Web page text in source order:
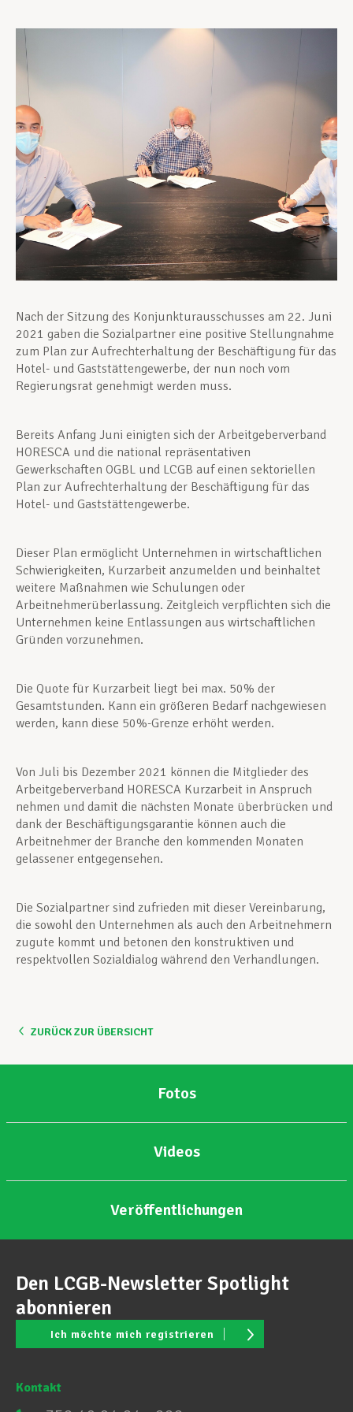
Unterstützung im Privatleben
Mitglied werden
Aktuell
Nach der Sitzung des Konjunkturausschusses am 22. Juni
2021 gaben die Sozialpartner eine positive Stellungnahme
zum Plan zur Aufrechterhaltung der Beschäftigung für das
Hotel- und Gaststättengewerbe, der nun noch vom
Regierungsrat genehmigt werden muss.
Bereits Anfang Juni einigten sich der Arbeitgeberverband
HORESCA und die national repräsentativen
Gewerkschaften OGBL und LCGB auf einen sektoriellen
Plan zur Aufrechterhaltung der Beschäftigung für das
Hotel- und Gaststättengewerbe.
Dieser Plan ermöglicht Unternehmen in wirtschaftlichen
Schwierigkeiten, Kurzarbeit anzumelden und beinhaltet
weitere Maßnahmen wie Schulungen oder
Arbeitnehmerüberlassung. Zeitgleich verpflichten sich die
Unternehmen keine Entlassungen aus wirtschaftlichen
Gründen vorzunehmen.
Die Quote für Kurzarbeit liegt bei max. 50% der
Gesamtstunden. Kann ein größeren Bedarf nachgewiesen
werden, kann diese 50%-Grenze erhöht werden.
Von Juli bis Dezember 2021 können die Mitglieder des
Arbeitgeberverband HORESCA Kurzarbeit in Anspruch
nehmen und damit die nächsten Monate überbrücken und
dank der Beschäftigungsgarantie können auch die
Arbeitnehmer der Branche den kommenden Monaten
gelassener entgegensehen.
Die Sozialpartner sind zufrieden mit dieser Vereinbarung,
die sowohl den Unternehmen als auch den Arbeitnehmern
zugute kommt und betonen den konstruktiven und
respektvollen Sozialdialog während den Verhandlungen.
ZURÜCK ZUR ÜBERSICHT
Fotos
Videos
Veröffentlichungen
Den LCGB-Newsletter Spotlight
abonnieren
Ich möchte mich registrieren
Kontakt